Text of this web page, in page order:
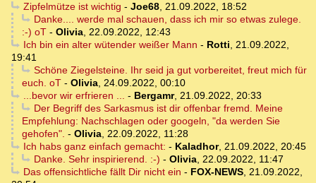
Zipfelmütze ist wichtig - Joe68, 21.09.2022, 18:52
Danke.... werde mal schauen, dass ich mir so etwas zulege.
:-) oT - Olivia, 22.09.2022, 12:43
Ich bin ein alter wütender weißer Mann - Rotti, 21.09.2022,
19:41
Schöne Ziegelsteine. Ihr seid ja gut vorbereitet, freut mich für
euch. oT - Olivia, 24.09.2022, 00:10
...bevor wir erfrieren ... - Bergamr, 21.09.2022, 20:33
Der Begriff des Sarkasmus ist dir offenbar fremd. Meine
Empfehlung: Nachschlagen oder googeln, "da werden Sie
gehofen". - Olivia, 22.09.2022, 11:28
Ich habs ganz einfach gemacht: - Kaladhor, 21.09.2022, 20:45
Danke. Sehr inspirierend. :-) - Olivia, 22.09.2022, 11:47
Das offensichtliche fällt Dir nicht ein - FOX-NEWS, 21.09.2022,